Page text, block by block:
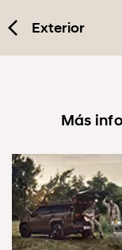
Exterior
Más